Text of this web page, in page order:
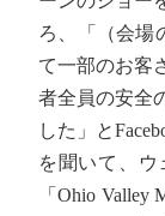
ろ、「（会場
て一部のお客
者全員の安全
した」と
を聞いて、
「Ohio